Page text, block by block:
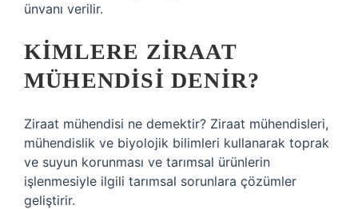
ünvanı verilir.
KIMLERE ZIRAAT
MÜHENDISI DENIR?
Ziraat mühendisi ne demektir? Ziraat mühendisleri,
mühendislik ve biyolojik bilimleri kullanarak toprak
ve suyun korunması ve tarımsal ürünlerin
işlenmesiyle ilgili tarımsal sorunlara çözümler
geliştirir.